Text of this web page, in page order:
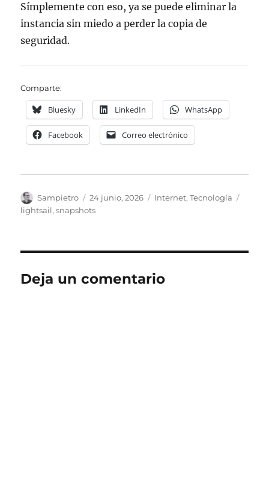
Símplemente con eso, ya se puede eliminar la
instancia sin miedo a perder la copia de
seguridad.
Comparte:
Bluesky LinkedIn WhatsApp
Facebook Correo electrónico
Autor
Sampietro
Publicado
el
24 junio, 2026 Categorías
Internet,Tecnología
lightsail,snapshots
Deja un comentario